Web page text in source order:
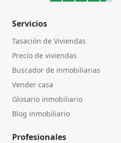
Servicios
Tasación de Viviendas
Precio de viviendas
Buscador de inmobiliarias
Vender casa
Glosario inmobiliario
Blog inmobiliario
Profesionales